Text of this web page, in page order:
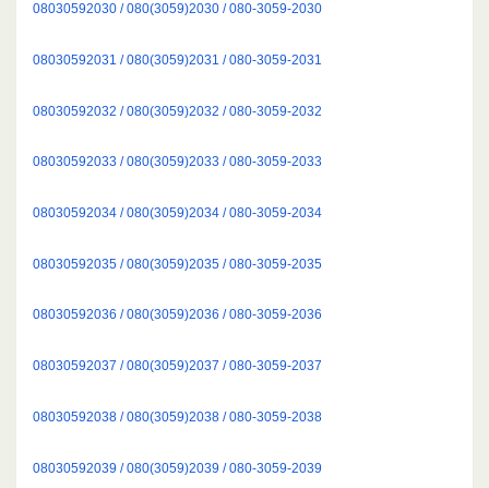
08030592030 / 080(3059)2030 / 080-3059-2030
08030592031 / 080(3059)2031 / 080-3059-2031
08030592032 / 080(3059)2032 / 080-3059-2032
08030592033 / 080(3059)2033 / 080-3059-2033
08030592034 / 080(3059)2034 / 080-3059-2034
08030592035 / 080(3059)2035 / 080-3059-2035
08030592036 / 080(3059)2036 / 080-3059-2036
08030592037 / 080(3059)2037 / 080-3059-2037
08030592038 / 080(3059)2038 / 080-3059-2038
08030592039 / 080(3059)2039 / 080-3059-2039